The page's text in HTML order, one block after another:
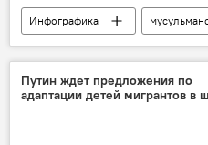
Инфографика
Какой сегодня праздник:
праздник
Религия
Путин ждет предложения по
адаптации детей мигрантов в